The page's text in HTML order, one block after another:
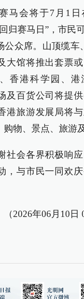
马会将于7月1日
归赛马日”，市民
公众席。山顶缆车
大馆将推出套票
香港科学园、港
及百货公司将提
港旅游发展局将
物、景点、旅游
社会各界积极响
，与市民一同欢
（2026年06月10日